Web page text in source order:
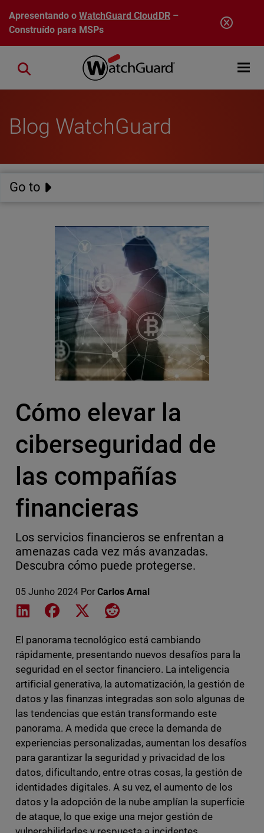
Pular para o conteúdo principal
Apresentando oWatchGuard CloudDR–
Construído para MSPs
Open
Close search
Blog WatchGuard
Go to
Cómo elevar la
ciberseguridad de
las compañías
financieras
Los servicios financieros se enfrentan a
amenazas cada vez más avanzadas.
Descubra cómo puede protegerse.
05 Junho 2024 Por Carlos Arnal
Share on LinkedIn
Share on Facebook
Share on XShare on Reddit
El panorama tecnológico está cambiando
rápidamente, presentando nuevos desafíos para la
seguridad en el sector financiero. La inteligencia
artificial generativa, la automatización, la gestión de
datos y las finanzas integradas son solo algunas de
las tendencias que están transformando este
panorama. A medida que crece la demanda de
experiencias personalizadas, aumentan los desafíos
para garantizar la seguridad y privacidad de los
datos, dificultando, entre otras cosas, la gestión de
identidades digitales. A su vez, el aumento de los
datos y la adopción de la nube amplían la superficie
de ataque, lo que exige una mejor gestión de